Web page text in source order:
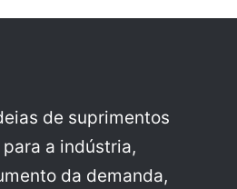
de suprimentos
a indústria,
da demanda,